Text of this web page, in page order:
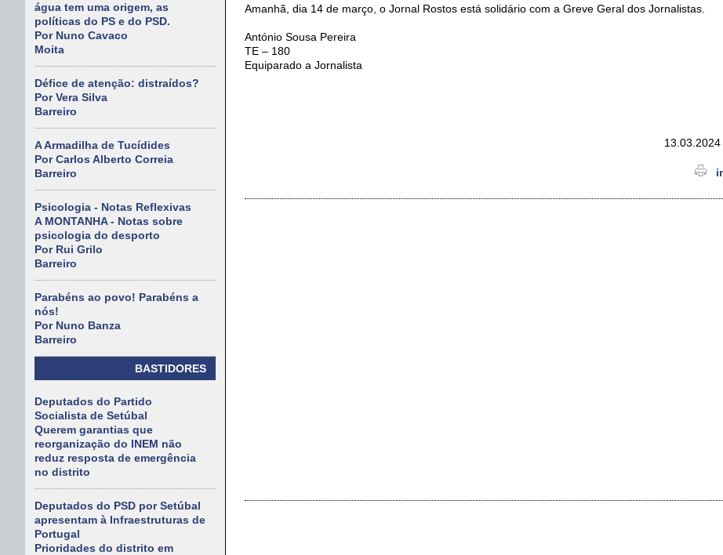
água tem uma origem, as
políticas do PS e do PSD.
Por Nuno Cavaco
Moita
Défice de atenção: distraídos?
Por Vera Silva
Barreiro
A Armadilha de Tucídides
Por Carlos Alberto Correia
Barreiro
Psicologia - Notas Reflexivas
A MONTANHA - Notas sobre
psicologia do desporto
Por Rui Grilo
Barreiro
Parabéns ao povo! Parabéns a
nós!
Por Nuno Banza
Barreiro
BASTIDORES
Deputados do Partido
Socialista de Setúbal
Querem garantias que
reorganização do INEM não
reduz resposta de emergência
no distrito
Deputados do PSD por Setúbal
apresentam à Infraestruturas de
Portugal
Prioridades do distrito em
Amanhã, dia 14 de março, o Jornal Rostos está solidário com a Greve Geral dos Jornalistas.
António Sousa Pereira
TE – 180
Equiparado a Jornalista